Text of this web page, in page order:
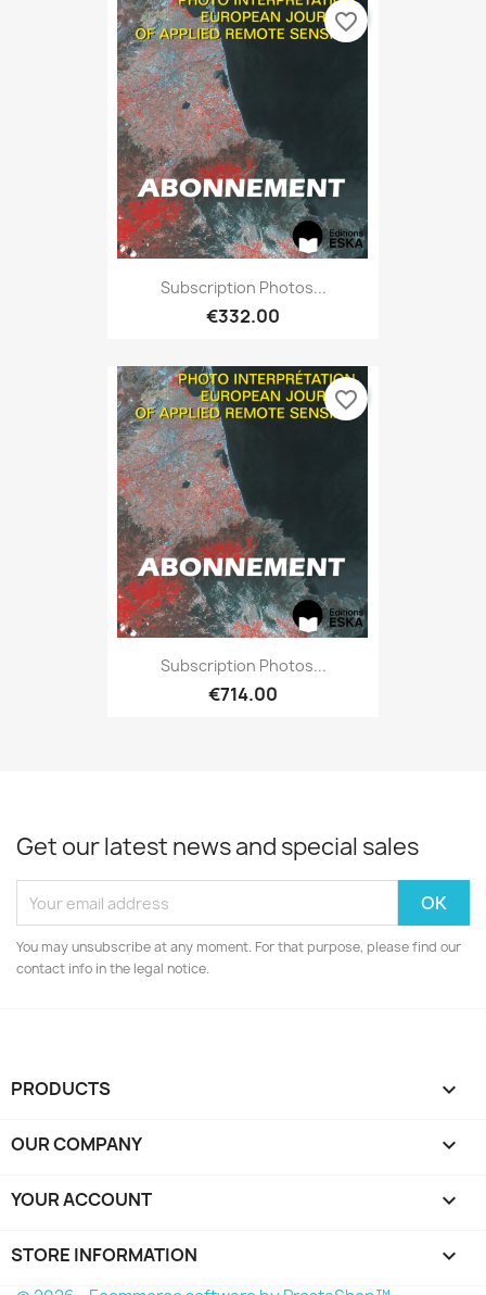
Subscription Photos...
€332.00
favorite_border
Subscription Photos...
€714.00
favorite_border
Get our latest news and special sales
You may unsubscribe at any moment. For that purpose, please find our
contact info in the legal notice.
PRODUCTS 
OUR COMPANY 
YOUR ACCOUNT 
STORE INFORMATION keyboard_arrow_down